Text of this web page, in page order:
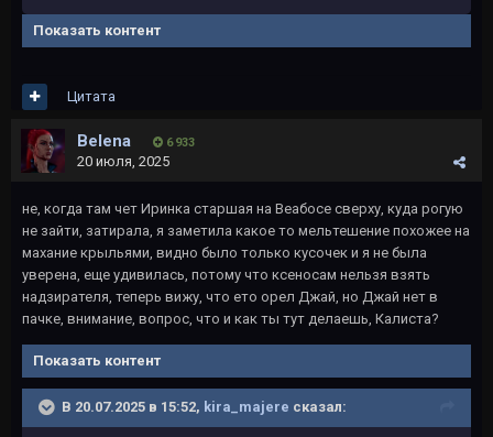
Показать контент
Цитата
Belena 6 933
20 июля, 2025
не, когда там чет Иринка старшая на Веабосе сверху, куда рогую
не зайти, затирала, я заметила какое то мельтешение похожее на
махание крыльями, видно было только кусочек и я не была
уверена, еще удивилась, потому что ксеносам нельзя взять
надзирателя, теперь вижу, что ето орел Джай, но Джай нет в
пачке, внимание, вопрос, что и как ты тут делаешь, Калиста?
Показать контент
В 20.07.2025 в 15:52, kira_majere сказал: